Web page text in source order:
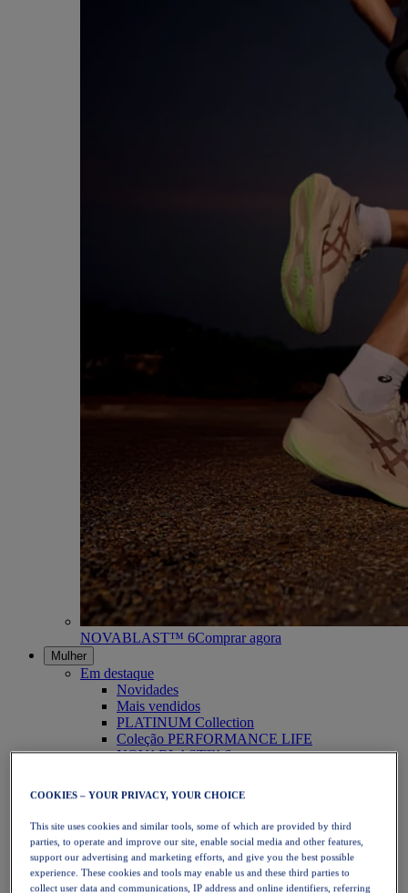
NOVABLAST™ 6Comprar agora
Mulher
Em destaque
Novidades
Mais vendidos
PLATINUM Collection
Coleção PERFORMANCE LIFE
NOVABLAST™ 6
Corrida
Corrida em trilho
Ténis
Voleibol
Andebol
Padel
Netball
COOKIES – YOUR PRIVACY, YOUR CHOICE
This site uses cookies and similar tools, some of which are provided by third
parties, to operate and improve our site, enable social media and other features,
support our advertising and marketing efforts, and give you the best possible
experience. These cookies and tools may enable us and these third parties to
collect user data and communications, IP address and online identifiers, referring